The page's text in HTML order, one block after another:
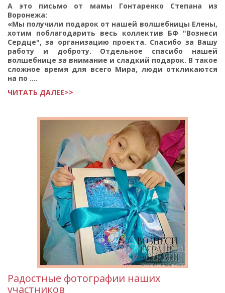
А это письмо от мамы Гонтаренко Степана из
Воронежа:
«Мы получили подарок от нашей волшебницы Елены,
хотим поблагодарить весь коллектив БФ "Вознеси
Сердце", за организацию проекта. Спасибо за Вашу
работу и доброту. Отдельное спасибо нашей
волшебнице за внимание и сладкий подарок. В такое
сложное время для всего Мира, люди откликаются
на по ....
ЧИТАТЬ ДАЛЕЕ>>
Радостные фотографии наших
участников